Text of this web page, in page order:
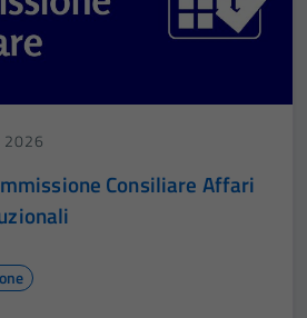
2026
Consiliare Affari